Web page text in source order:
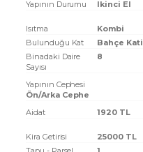
Yapının Durumu
Ikinci El
Isıtma Kombi
Bulunduğu Kat
Bahçe Kati
Binadaki Daire
Sayısı
8
Yapının Cephesi
Ön/Arka Cephe
Aidat
1920 TL
Kira Getirisi
25000 TL